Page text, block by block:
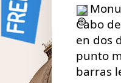
Cabo
en dos
punto
barras